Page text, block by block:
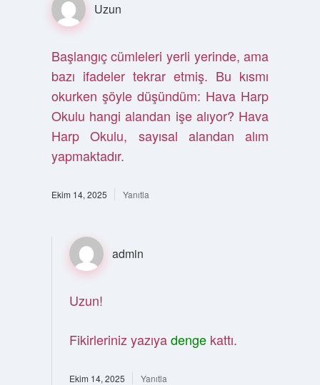
Uzun
Başlangıç cümleleri yerli yerinde, ama
bazı ifadeler tekrar etmiş. Bu kısmı
okurken şöyle düşündüm: Hava Harp
Okulu hangi alandan işe alıyor? Hava
Harp Okulu, sayısal alandan alım
yapmaktadır.
Ekim 14, 2025 Yanıtla
admin
Uzun!
Fikirleriniz yazıyadengekattı.
Ekim 14, 2025 Yanıtla